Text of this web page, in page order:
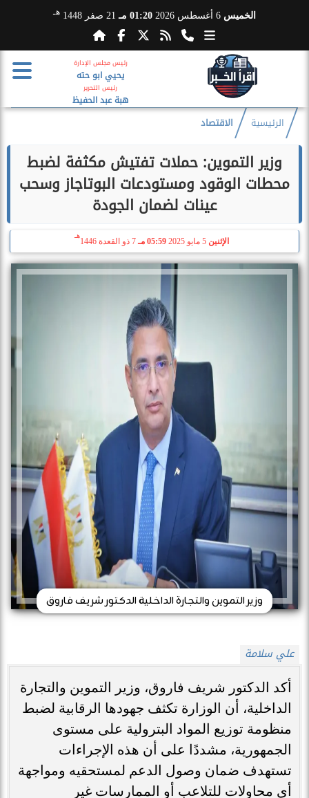
الخميس 01:20 مـ 21 صفر 1448 هـ
رئيس مجلس الإدارة
يحيي ابو حته
رئيس التحرير
هبة عبد الحفيظ
الرئيسية الاقتصاد
وزير التموين: حملات تفتيش مكثفة لضبط
محطات الوقود ومستودعات البوتاجاز وسحب
عينات لضمان الجودة
الإثنين 05:59 مـ 7 ذو القعدة 1446
هـ
وزير التموين والتجارة الداخلية الدكتور شريف فاروق
علي سلامة
أكد الدكتور شريف فاروق، وزير التموين والتجارة
الداخلية، أن الوزارة تكثف جهودها الرقابية لضبط
منظومة توزيع المواد البترولية على مستوى
الجمهورية، مشددًا على أن هذه الإجراءات
تستهدف ضمان وصول الدعم لمستحقيه ومواجهة
أي محاولات للتلاعب أو الممارسات غير